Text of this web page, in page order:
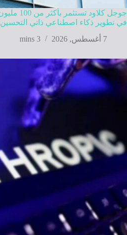
في تطوير ذكاء اصطناعي ذاتي التحسين
7 أغسطس, 2026
3 mins